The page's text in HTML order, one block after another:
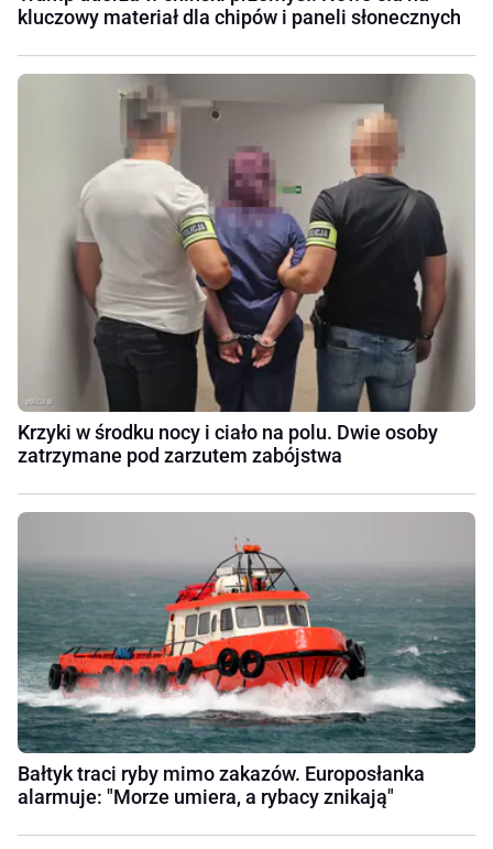
kluczowy materiał dla chipów i paneli słonecznych
Krzyki w środku nocy i ciało na polu. Dwie osoby
zatrzymane pod zarzutem zabójstwa
Bałtyk traci ryby mimo zakazów. Europosłanka
alarmuje: "Morze umiera, a rybacy znikają"